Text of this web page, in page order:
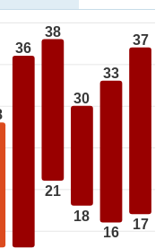
36
38
21
30
18
33
16
37
17